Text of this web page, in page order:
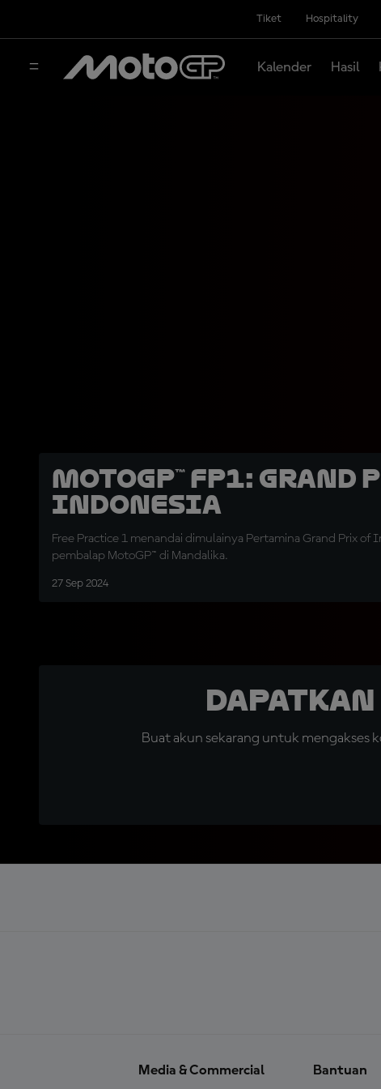
Tiket Hospitality
Kalender Hasil
MotoGP™ FP1: Grand
Indonesia
Free Practice 1 menandai dimulainya Pertamina Grand Prix of
pembalap MotoGP™ di Mandalika.
27 Sep 2024
Buat akun sekarang untuk mengakses
Media & Commercial Bantuan